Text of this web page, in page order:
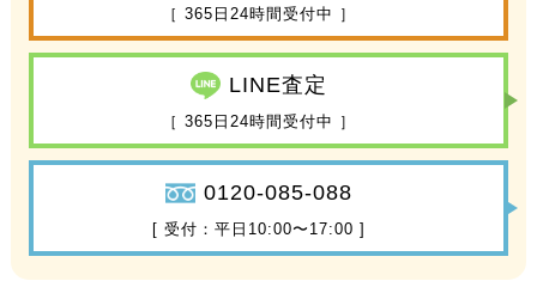
［ 365日24時間受付中 ］
LINE査定
［ 365日24時間受付中 ］
0120-085-088
[ 受付：平日10:00〜17:00 ]